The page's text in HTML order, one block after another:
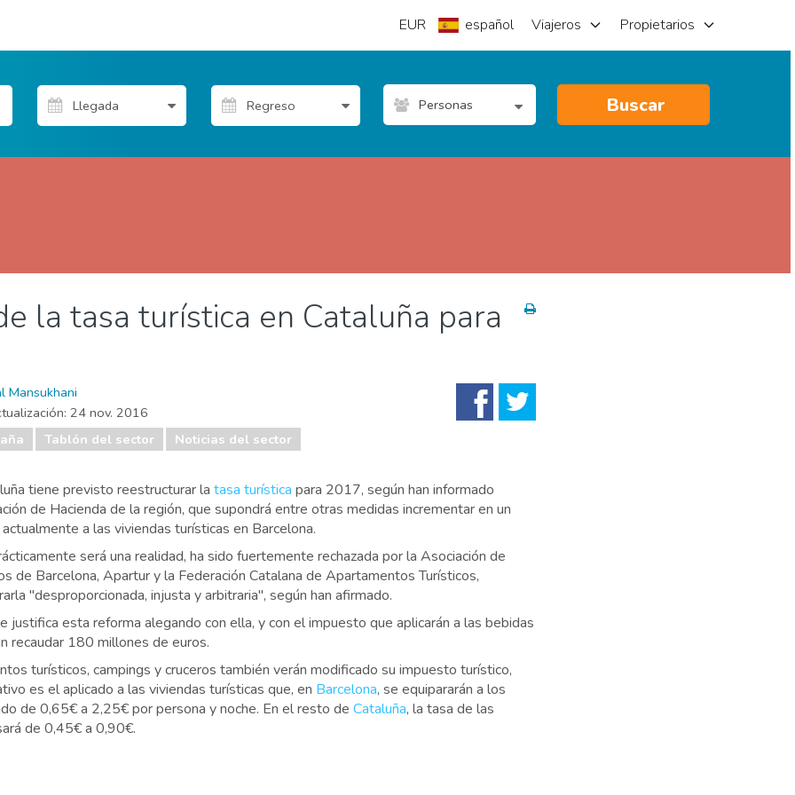
EUR español Viajeros Propietarios
Personas Buscar
Propietarios Tablón del sector
la tasa turística en Cataluña para
Mansukhani
24 nov. 2016
Tablón del sector Noticias del sector
tiene previsto reestructurar la tasa turística para 2017, según han informado
de Hacienda de la región, que supondrá entre otras medidas incrementar en un
a las viviendas turísticas en Barcelona.
será una realidad, ha sido fuertemente rechazada por la Asociación de
de Barcelona, Apartur y la Federación Catalana de Apartamentos Turísticos,
"desproporcionada, injusta y arbitraria", según han afirmado.
justifica esta reforma alegando con ella, y con el impuesto que aplicarán a las bebidas
recaudar 180 millones de euros.
turísticos, campings y cruceros también verán modificado su impuesto turístico,
es el aplicado a las viviendas turísticas que, en Barcelona, se equipararán a los
de 0,65€ a 2,25€ por persona y noche. En el resto de Cataluña, la tasa de las
de 0,45€ a 0,90€.